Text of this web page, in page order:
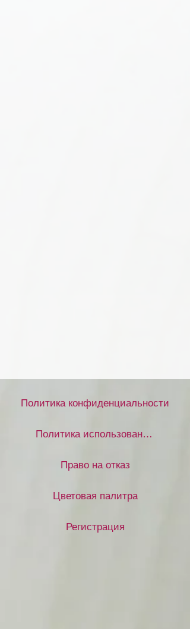
Политика конфиденциальности
Политика использования файлов cookie
Право на отказ
Цветовая палитра
Регистрация